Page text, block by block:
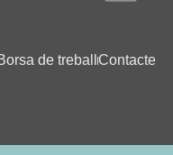
de treball Contacte